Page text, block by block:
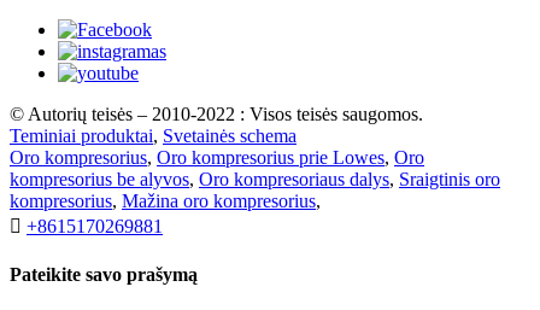
© Autorių teisės – 2010-2022 : Visos teisės saugomos.
Teminiai produktai, Svetainės schema
Oro kompresorius, Oro kompresorius prie Lowes, Oro
kompresorius be alyvos, Oro kompresoriaus dalys, Sraigtinis oro
kompresorius, Mažina oro kompresorius,
 +8615170269881
Pateikite savo prašymą